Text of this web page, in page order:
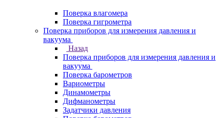
Поверка влагомера
Поверка гигрометра
Поверка приборов для измерения давления и
вакуума
Назад
Поверка приборов для измерения давления и
вакуума
Поверка барометров
Вариометры
Динамометры
Дифманометры
Задатчики давления